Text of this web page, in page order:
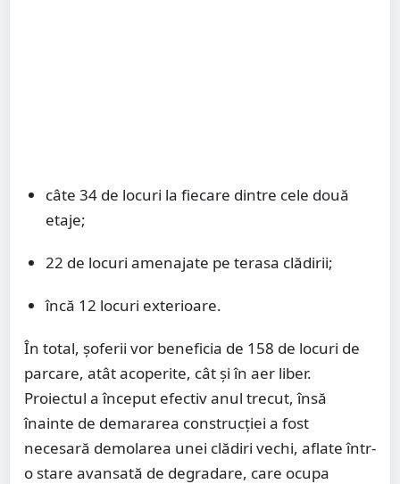
câte 34 de locuri la fiecare dintre cele două
etaje;
22 de locuri amenajate pe terasa clădirii;
încă 12 locuri exterioare.
În total, șoferii vor beneficia de 158 de locuri de
parcare, atât acoperite, cât și în aer liber.
Proiectul a început efectiv anul trecut, însă
înainte de demararea construcției a fost
necesară demolarea unei clădiri vechi, aflate într-
o stare avansată de degradare, care ocupa